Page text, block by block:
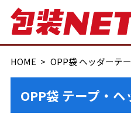
HOME OPP袋 ヘッダーテ
OPP袋 テープ・ヘ